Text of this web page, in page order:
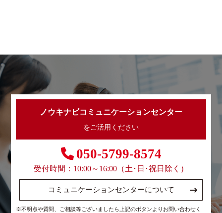
ノウキナビコミュニケーションセンター
をご活用ください
050-5799-8574
受付時間：10:00～16:00（土･日･祝日除く）
コミュニケーションセンターについて
※不明点や質問、ご相談等ございましたら上記のボタンよりお問い合わせく